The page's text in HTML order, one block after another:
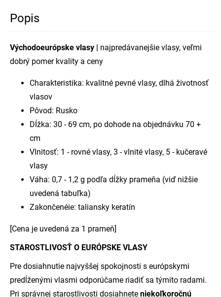
Popis
Východoeurópske vlasy | najpredávanejšie vlasy, veľmi
dobrý pomer kvality a ceny
Charakteristika: kvalitné pevné vlasy, dlhá životnosť
vlasov
Pôvod: Rusko
Dĺžka: 30 - 69 cm, po dohode na objednávku 70 +
cm
Vlnitosť: 1 - rovné vlasy, 3 - vlnité vlasy, 5 - kučeravé
vlasy
Váha: 0,7 - 1,2 g podľa dĺžky prameňa (viď nižšie
uvedená tabuľka)
Zakončenéie: taliansky keratín
[Cena je uvedená za 1 prameň]
STAROSTLIVOSŤ O EURÓPSKE VLASY
Pre dosiahnutie najvyššej spokojnosti s európskymi
predĺženými vlasmi odporúčame riadiť sa týmito radami.
Pri správnej starostlivosti dosiahnete niekoľkoročnú